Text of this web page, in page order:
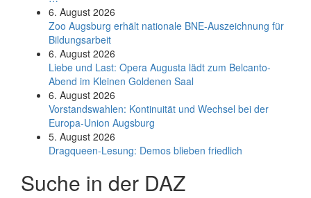
6. August 2026
Zoo Augsburg erhält nationale BNE-Auszeichnung für
Bildungsarbeit
6. August 2026
Liebe und Last: Opera Augusta lädt zum Belcanto-
Abend im Kleinen Goldenen Saal
6. August 2026
Vorstandswahlen: Kontinuität und Wechsel bei der
Europa-Union Augsburg
5. August 2026
Dragqueen-Lesung: Demos blieben friedlich
Suche in der DAZ